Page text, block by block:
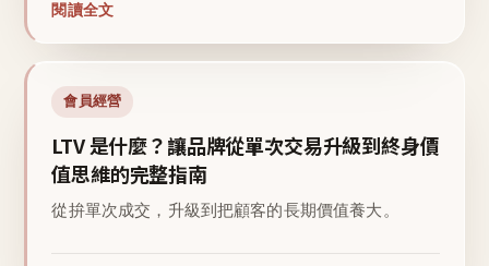
閱讀全文
會員經營
LTV 是什麼？讓品牌從單次交易升級到終身價
值思維的完整指南
從拚單次成交，升級到把顧客的長期價值養大。